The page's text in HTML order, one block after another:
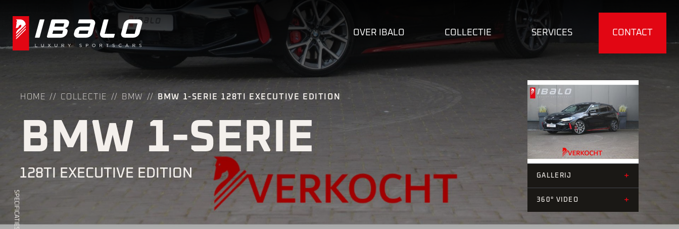
OVER IBALO COLLECTIE SERVICES CONTACT
HOME COLLECTIE BMW BMW 1-SERIE 128TI EXECUTIVE EDITION
BMW 1-SERIE
128TI EXECUTIVE EDITION +39
GALLERIJ +
360° VIDEO +
SPECIFICATIES